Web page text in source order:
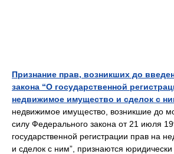
Признание прав, возникших до
закона “О государственной
недвижимое имущество и сделок с
недвижимое имущество, возникшие до
силу Федерального закона от 21 июля
государственной регистрации прав на
и сделок с ним”, признаются